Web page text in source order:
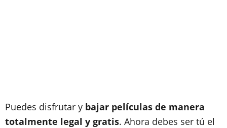
Puedes disfrutar y bajar películas de manera
totalmente legal y gratis. Ahora debes ser tú el